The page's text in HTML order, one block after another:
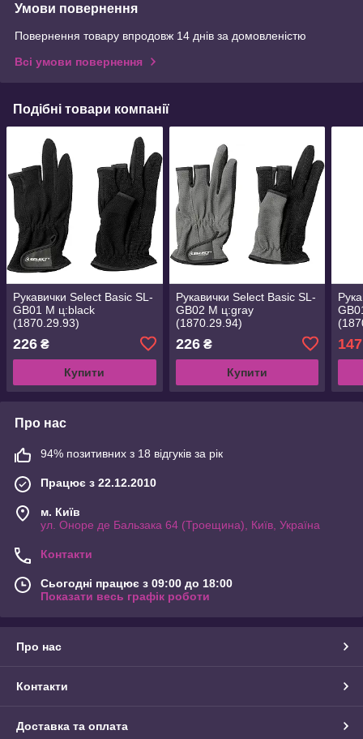
Умови повернення
Повернення товару впродовж 14 днів за домовленістю
Всі умови повернення
Подібні товари компанії
Рукавички Select Basic SL-
GB01 M ц:black
(1870.29.93)
226 ₴
Купити
Рукавички Select Basic SL-
GB02 M ц:gray
(1870.29.94)
226₴
Купити
Про нас
94% позитивних з 18 відгуків за рік
Працює з 22.12.2010
м. Київ
ул. Оноре де Бальзака 64 (Троещина), Київ, Україна
Контакти
Сьогодні працює з 09:00 до 18:00
Показати весь графік роботи
Про нас
Контакти
Доставка та оплата